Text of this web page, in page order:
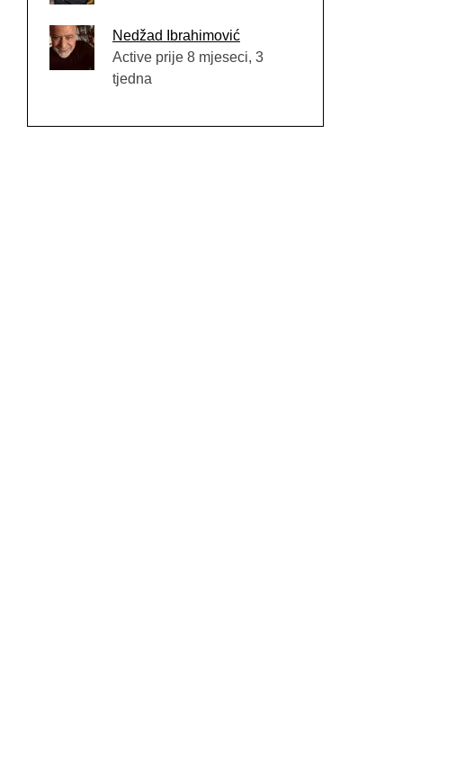
Nedžad Ibrahimović
Active prije 8 mjeseci, 3
tjedna